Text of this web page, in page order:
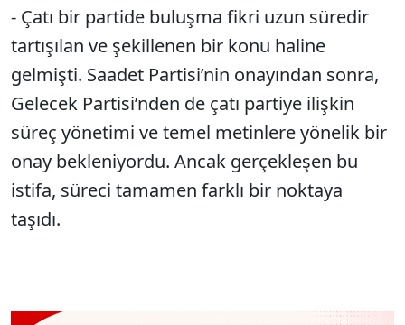
- Çatı bir partide buluşma fikri uzun süredir
tartışılan ve şekillenen bir konu haline
gelmişti. Saadet Partisi’nin onayından sonra,
Gelecek Partisi’nden de çatı partiye ilişkin
süreç yönetimi ve temel metinlere yönelik bir
onay bekleniyordu. Ancak gerçekleşen bu
istifa, süreci tamamen farklı bir noktaya
taşıdı.